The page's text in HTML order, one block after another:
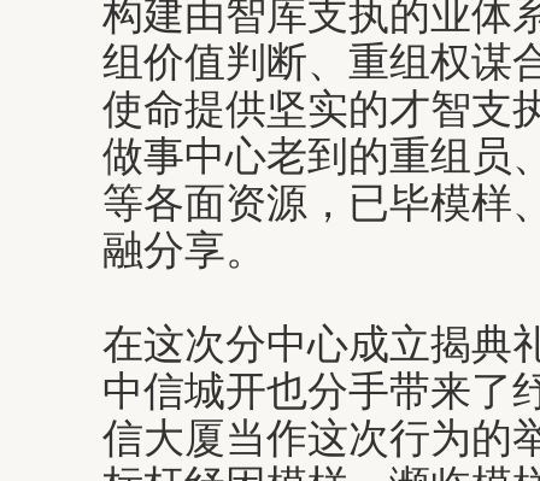
构建由智库支执的业体
组价值判断、重组权谋
使命提供坚实的才智支
做事中心老到的重组员
等各面资源，已毕模样
融分享。
在这次分中心成立揭典
中信城开也分手带来了
信大厦当作这次行为的